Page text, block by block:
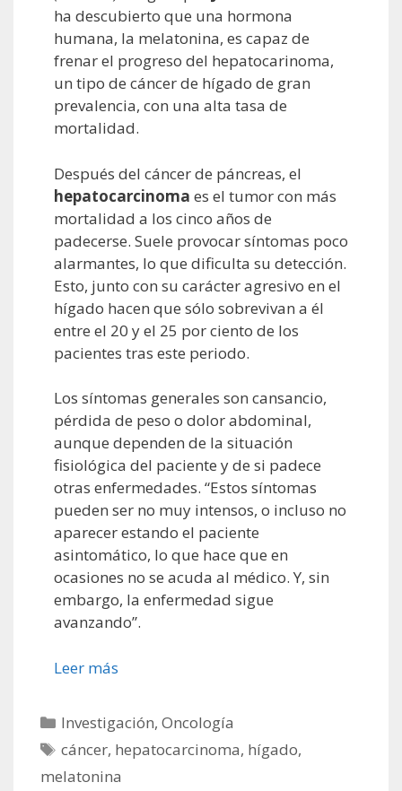
ha descubierto que una hormona
humana, la melatonina, es capaz de
frenar el progreso del hepatocarinoma,
un tipo de cáncer de hígado de gran
prevalencia, con una alta tasa de
mortalidad.
Después del cáncer de páncreas, el
hepatocarcinoma es el tumor con más
mortalidad a los cinco años de
padecerse. Suele provocar síntomas poco
alarmantes, lo que dificulta su detección.
Esto, junto con su carácter agresivo en el
hígado hacen que sólo sobrevivan a él
entre el 20 y el 25 por ciento de los
pacientes tras este periodo.
Los síntomas generales son cansancio,
pérdida de peso o dolor abdominal,
aunque dependen de la situación
fisiológica del paciente y de si padece
otras enfermedades. “Estos síntomas
pueden ser no muy intensos, o incluso no
aparecer estando el paciente
asintomático, lo que hace que en
ocasiones no se acuda al médico. Y, sin
embargo, la enfermedad sigue
avanzando”.
Leer más
Categorías
Investigación,Oncología
Etiquetas
cáncer, hepatocarcinoma, hígado,
melatonina